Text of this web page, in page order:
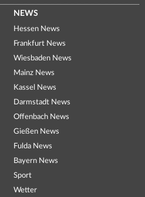
NEWS
Hessen News
Frankfurt News
Wiesbaden News
Mainz News
Kassel News
Darmstadt News
Offenbach News
Gießen News
Fulda News
Bayern News
Sport
Wetter